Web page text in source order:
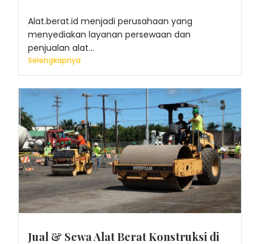
Alat.berat.id menjadi perusahaan yang
menyediakan layanan persewaan dan
penjualan alat...
Selengkapnya
Jual & Sewa Alat Berat Konstruksi di